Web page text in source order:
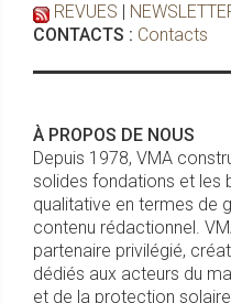
REVUES
CONTACTS : Contacts
À PROPOS DE NOUS
Depuis 1978, VMA
solides fondations et les
qualitative en termes de
contenu rédactionnel.
partenaire privilégié,
dédiés aux acteurs du
et de la protection